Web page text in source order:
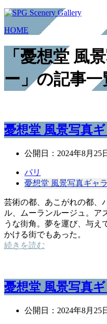
HOME
「憂想堂 風
ー」の記事一
憂想堂 風景写真
公開日： 2024年8月25
パリ
憂想堂 風景写真ギャ
芸術の都、あこがれの都、
ル、ムーランルージュ。ア
うな街角。夢を運び、与え
かける街でもあった。
続きを読む
憂想堂 風景写真
公開日： 2024年8月25